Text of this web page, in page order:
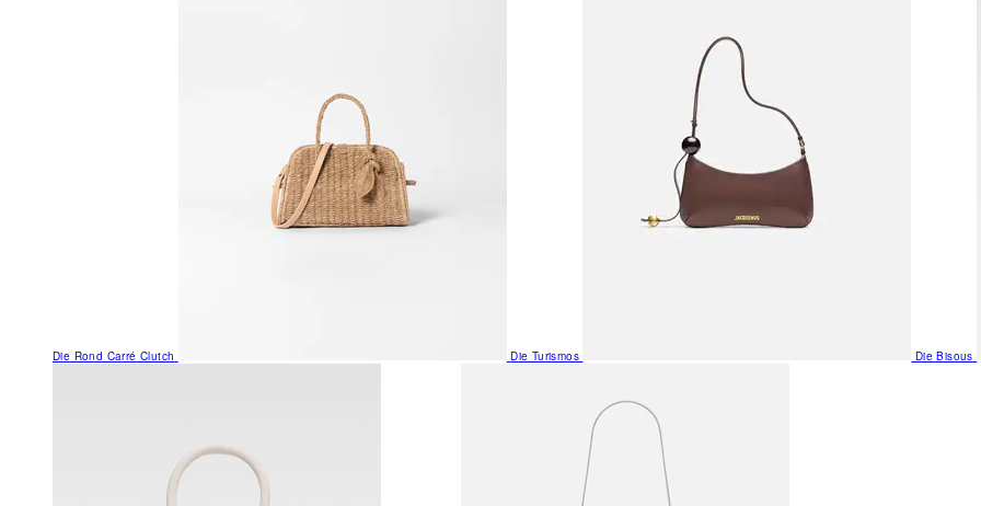
Die Rond Carré Clutch Die Turismos Die Bisous